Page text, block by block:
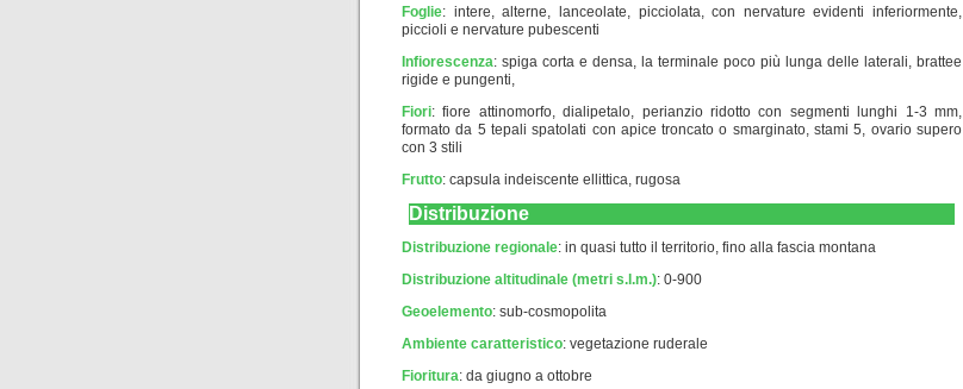
Foglie: intere, alterne, lanceolate, picciolata, con nervature evidenti inferiormente,
piccioli e nervature pubescenti
Infiorescenza: spiga corta e densa, la terminale poco più lunga delle laterali, brattee
rigide e pungenti,
Fiori: fiore attinomorfo, dialipetalo, perianzio ridotto con segmenti lunghi 1-3 mm,
formato da 5 tepali spatolati con apice troncato o smarginato, stami 5, ovario supero
con 3 stili
Frutto: capsula indeiscente ellittica, rugosa
Distribuzione
Distribuzione regionale: in quasi tutto il territorio, fino alla fascia montana
Distribuzione altitudinale (metri s.l.m.): 0-900
Geoelemento: sub-cosmopolita
Ambiente caratteristico: vegetazione ruderale
Fioritura: da giugno a ottobre